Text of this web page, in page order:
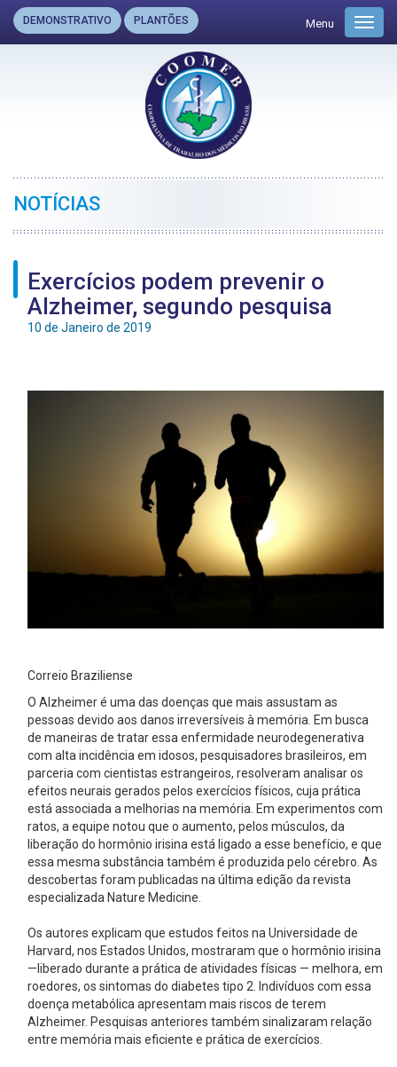
DEMONSTRATIVO PLANTÕES Menu
NOTÍCIAS
Exercícios podem prevenir o
Alzheimer, segundo pesquisa
10 de Janeiro de 2019
Correio Braziliense
O Alzheimer é uma das doenças que mais assustam as
pessoas devido aos danos irreversíveis à memória. Em busca
de maneiras de tratar essa enfermidade neurodegenerativa
com alta incidência em idosos, pesquisadores brasileiros, em
parceria com cientistas estrangeiros, resolveram analisar os
efeitos neurais gerados pelos exercícios físicos, cuja prática
está associada a melhorias na memória. Em experimentos com
ratos, a equipe notou que o aumento, pelos músculos, da
liberação do hormônio irisina está ligado a esse benefício, e que
essa mesma substância também é produzida pelo cérebro. As
descobertas foram publicadas na última edição da revista
especializada Nature Medicine.
Os autores explicam que estudos feitos na Universidade de
Harvard, nos Estados Unidos, mostraram que o hormônio irisina
—liberado durante a prática de atividades físicas — melhora, em
roedores, os sintomas do diabetes tipo 2. Indivíduos com essa
doença metabólica apresentam mais riscos de terem
Alzheimer. Pesquisas anteriores também sinalizaram relação
entre memória mais eficiente e prática de exercícios.